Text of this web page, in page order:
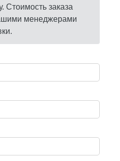
Стоимость заказа
менеджерами